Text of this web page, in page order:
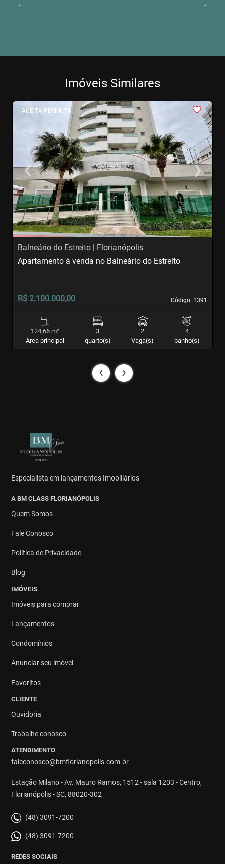
Imóveis Similares
ACEITA PERMUTA
<<<
‹Previous ›Next
Balneário do Estreito | Florianópolis
Código. 1391
Código. 1391
Apartamento à venda no Balneário do Estreito
R$ 2.100.000,00
124,66 m²
Área principal
3
quarto(s)
2
Vaga(s)
4
banho(s)
‹ ›
Especialista em lançamentos Imobiliários
A BM CLASS FLORIANÓPOLIS
Quem Somos
Fale Conosco
Política de Privacidade
Blog
IMÓVEIS
Imóveis para comprar
Lançamentos
Condomínios
Anunciar seu imóvel
Favoritos
CLIENTE
Ouvidoria
Trabalhe conosco
ATENDIMENTO
faleconosco@bmflorianopolis.com.br
Estação Milano - Av. Mauro Ramos, 1512 - sala 1203 - Centro,
Florianópolis - SC, 88020-302
(48) 3091-7200
(48) 3091-7200
REDES SOCIAIS